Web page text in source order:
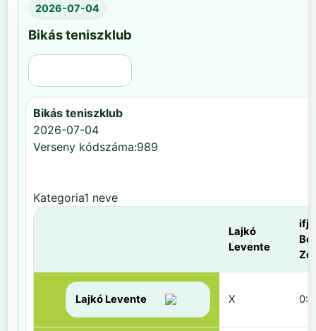
2026-07-04
Bikás teniszklub
Bikás teniszklub
2026-07-04
Verseny kódszáma:989
Kategoria1 neve
Lajkó
Levente
ifj.
Lajkó Levente X 0:6